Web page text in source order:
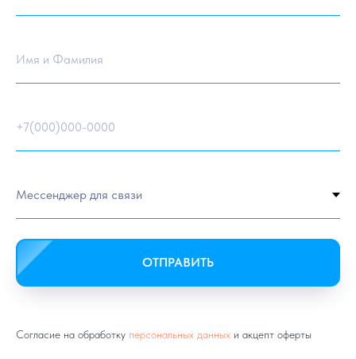
Имя и Фамилия
+7(000)000-0000
ОТПРАВИТЬ
Согласие на обработку персональных данных и акцепт оферты